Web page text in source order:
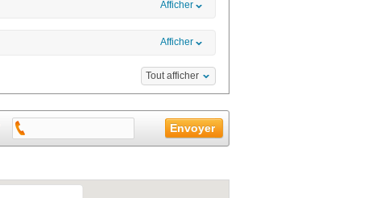
Afficher
Afficher
Tout afficher